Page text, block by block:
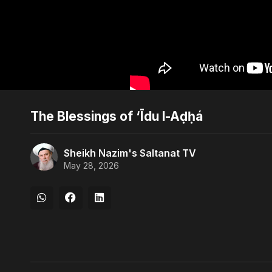
The Blessings of ‘Īdu l-Aḍḥá
Sheikh Nazim's Saltanat TV
May 28, 2026